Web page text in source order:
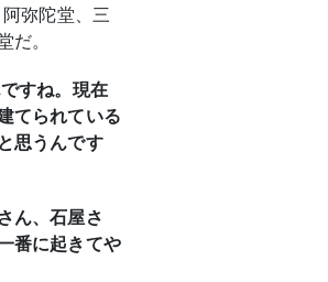
弥陀堂、三
。
すね。現在
てられている
思うんです
ん、石屋さ
番に起きてや